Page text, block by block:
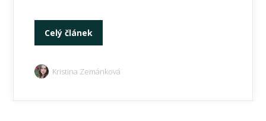
Celý článek
Kristina Zemánková